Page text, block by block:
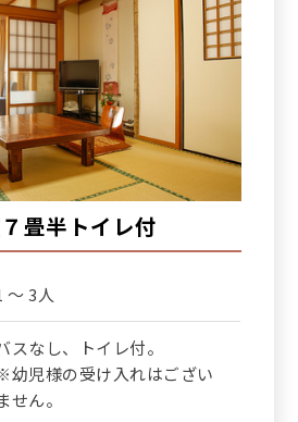
畳半トイレ付
～ 3人
スなし、トイレ付。
幼児様の受け入れはござい
せん。